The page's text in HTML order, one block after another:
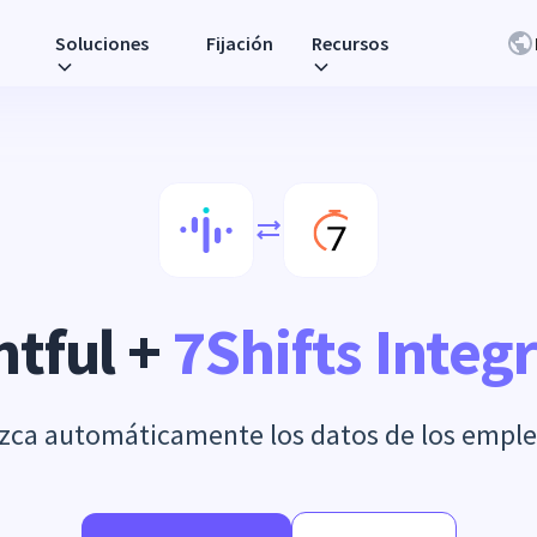
Soluciones Fijación Recursos
+7Shifts
automáticamente los datos de los